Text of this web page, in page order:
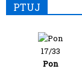
PTUJ
17/33
Pon